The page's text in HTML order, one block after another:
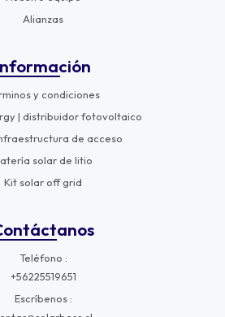
Alianzas
y condiciones
| distribuidor fotovoltaico
de acceso
solar de litio
Kit solar off grid
Teléfono
+56225519651
Escríbenos